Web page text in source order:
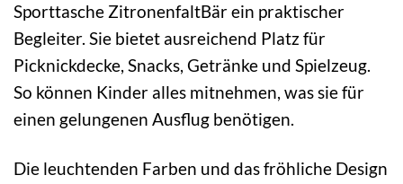
Sporttasche ZitronenfaltBär ein praktischer
Begleiter. Sie bietet ausreichend Platz für
Picknickdecke, Snacks, Getränke und Spielzeug.
So können Kinder alles mitnehmen, was sie für
einen gelungenen Ausflug benötigen.
Die leuchtenden Farben und das fröhliche Design